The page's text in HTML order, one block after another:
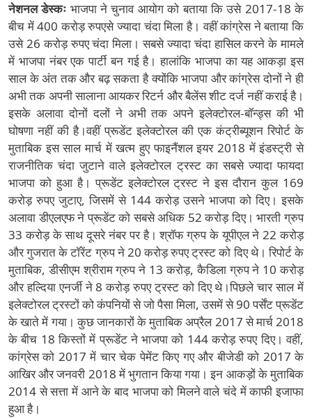
नेशनल डेस्कः भाजपा ने चुनाव आयोग को बताया कि उसे 2017-18 के
बीच में 400 करोड़ रुपएसे ज्यादा चंदा मिला है। वहीं कांग्रेस ने बताया कि
उसे 26 करोड़ रुपए चंदा मिला। सबसे ज्यादा चंदा हासिल करने के मामले
में भाजपा नंबर एक पार्टी बन गई है। हालांकि भाजपा का यह आकड़ा इस
साल के अंत तक और बढ़ सकता है क्योंकि भाजपा और कांग्रेस दोनों ने ही
अभी तक अपनी सालाना आयकर रिटर्न और बैलेंस शीट दर्ज नहीं कराई है।
इसके अलावा दोनों दलों ने अभी तक अपने इलेक्टोरल-बॉन्ड्स की भी
घोषणा नहीं की है।वहीं प्रूडेंट इलेक्टोरल की एक कंट्रीब्यूशन रिपोर्ट के
मुताबिक इस साल मार्च में खत्म हुए फाइनैंशल इयर 2018 में इंडस्ट्री से
राजनीतिक चंदा जुटाने वाले इलेक्टोरल ट्रस्ट का सबसे ज्यादा फायदा
भाजपा को हुआ है। प्रूडेंट इलेक्टोरल ट्रस्ट ने इस दौरान कुल 169
करोड़ रुपए जुटाए, जिसमें से 144 करोड़ उसने भाजपा को दिए। इसके
अलावा डीएलएफ ने प्रूडेंट को सबसे अधिक 52 करोड़ दिए। भारती ग्रुप
33 करोड़ के साथ दूसरे नंबर पर है। श्रॉफ ग्रुप के यूपीएल ने 22 करोड़
और गुजरात के टॉरेंट ग्रुप ने 20 करोड़ रुपए ट्रस्ट को दिए थे। रिपोर्ट के
मुताबिक, डीसीएम श्रीराम ग्रुप ने 13 करोड़, कैडिला ग्रुप ने 10 करोड़
और हल्दिया एनर्जी ने 8 करोड़ रुपए ट्रस्ट को दिए थे।पिछले चार साल में
इलेक्टोरल ट्रस्टों को कंपनियों से जो पैसा मिला, उसमें से 90 पर्सेंट प्रूडेंट
के खाते में गया। कुछ जानकारों के मुताबिक अप्रैल 2017 से मार्च 2018
के बीच 18 किस्तों में प्रूडेंट ने भाजपा को 144 करोड़ रुपए दिए। वहीं,
कांग्रेस को 2017 में चार चेक पेमेंट किए गए और बीजेडी को 2017 के
आखिर और जनवरी 2018 में भुगतान किया गया। इन आकड़ों के मुताबिक
2014 से सत्ता में आने के बाद भाजपा को मिलने वाले चंदे में काफी इजाफा
हुआ है।